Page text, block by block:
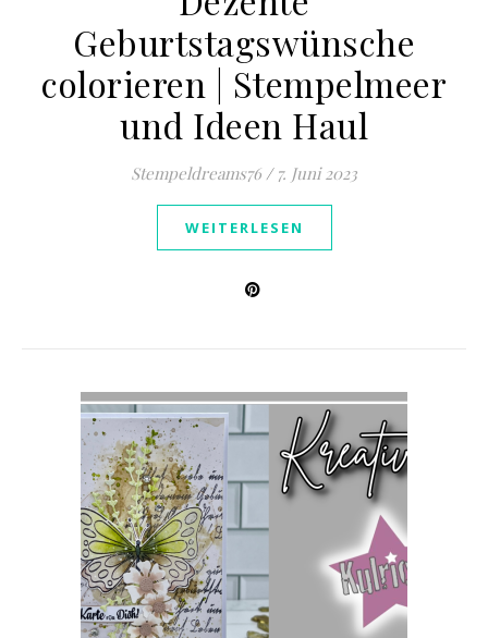
Geburtstagswünsche
colorieren | Stempelmeer
und Ideen Haul
Stempeldreams76 / 7. Juni 2023
WEITERLESEN